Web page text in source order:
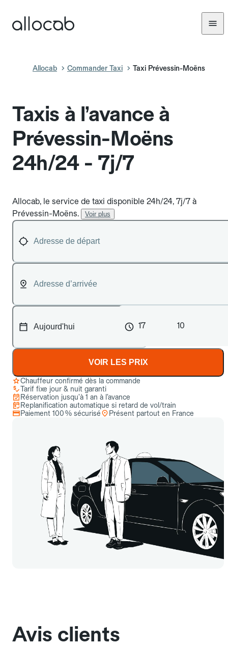
Allocab Commander Taxi Taxi Prévessin-Moëns
Taxis à l’avance à
Prévessin-Moëns
24h/24 - 7j/7
Allocab, le service de taxi disponible 24h/24, 7j/7 à
Prévessin-Moëns.
Voir plus
17 10
VOIR LES PRIX
Chauffeur confirmé dès la commande
Tarif fixe jour & nuit garanti
Réservation jusqu’à 1 an à l’avance
Replanification automatique si retard de vol/train
Paiement 100 % sécurisé
Présent partout en France
Avis clients